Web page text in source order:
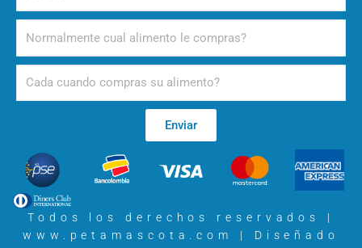
Enviar
Todos los derechos reservados |
www.petamascota.com | Diseñado